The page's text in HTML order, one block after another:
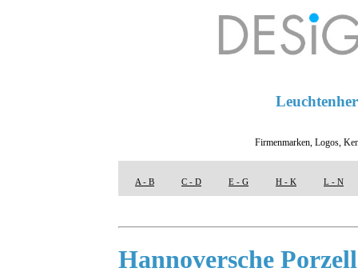
Firmenmarken, Logos,
A - B C - D E - G H - K L - N
Hannoversche